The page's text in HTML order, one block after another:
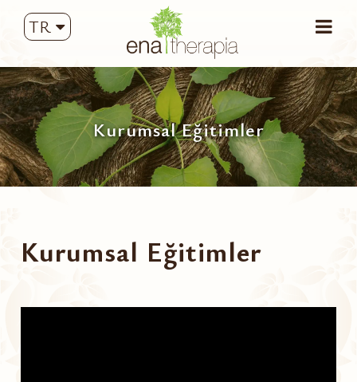
TR
Kurumsal Eğitimler
Kurumsal Eğitimler